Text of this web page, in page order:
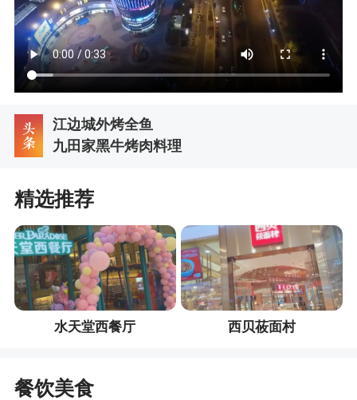
江边城外烤全鱼
九田家黑牛烤肉料理
精选推荐
水天堂西餐厅 西贝莜面村
餐饮美食